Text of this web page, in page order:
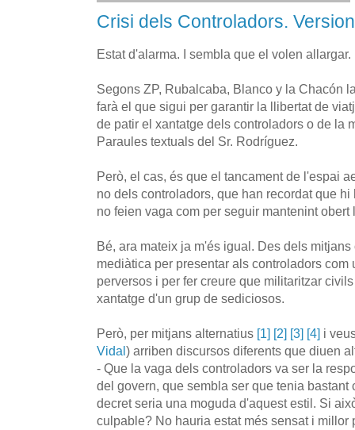
Crisi dels Controladors.
Estat d'alarma. I sembla que el volen allargar.
Segons ZP, Rubalcaba, Blanco y la Chacón
farà el que sigui per garantir la llibertat de
de patir el xantatge dels controladors o de la
Paraules textuals del Sr. Rodríguez.
Però, el cas, és que el tancament de l'espai
no dels controladors, que han recordat que
no feien vaga com per seguir mantenint obert
Bé, ara mateix ja m'és igual. Des dels
mediàtica per presentar als controladors com
perversos i per fer creure que militaritzar
xantatge d'un grup de sediciosos.
Però, per mitjans alternatius [1] [2] [3] [4] i
Vidal) arriben discursos diferents que diuen
- Que la vaga dels controladors va ser la
del govern, que sembla ser que tenia bastant
decret seria una moguda d'aquest estil. Si
culpable? No hauria estat més sensat i millor